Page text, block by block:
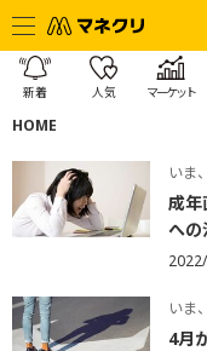
新着 人気 マーケット
HOME
いま
成年
への
いま
4月